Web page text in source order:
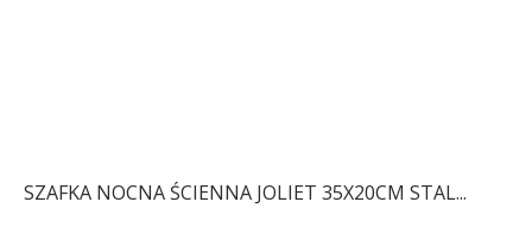
SZAFKA NOCNA ŚCIENNA JOLIET 35X20CM STAL...